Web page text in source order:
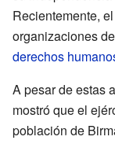
Recientemente,
organizaciones
derechos
A pesar de estas
mostró que el
población de